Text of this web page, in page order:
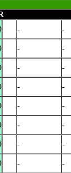
- -
- -
- -
- -
- -
- -
- -
-
-